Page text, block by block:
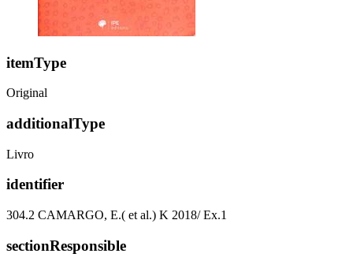
itemType
Original
additionalType
Livro
identifier
304.2 CAMARGO, E.( et al.) K 2018/ Ex.1
sectionResponsible